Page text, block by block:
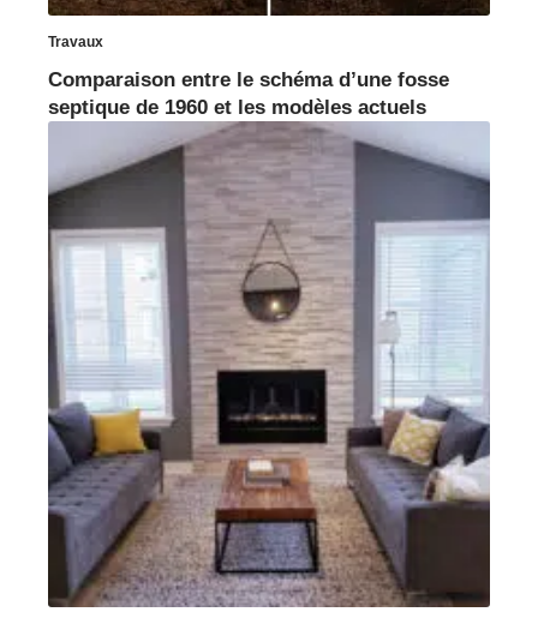
Travaux
Comparaison entre le schéma d’une fosse
septique de 1960 et les modèles actuels